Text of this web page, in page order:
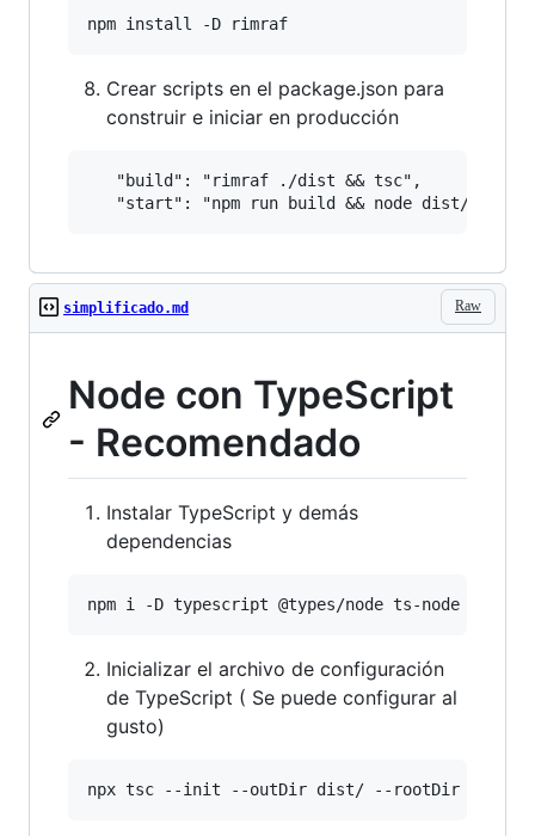
Crear scripts en el package.json para
construir e iniciar en producción
   "build": "rimraf ./dist && tsc",
Raw
simplificado.md
Node con TypeScript
- Recomendado
Instalar TypeScript y demás
dependencias
Inicializar el archivo de configuración
de TypeScript ( Se puede configurar al
gusto)